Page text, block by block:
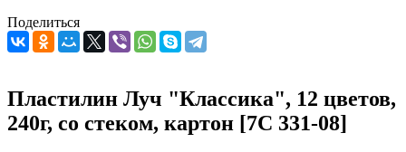
Поделиться
Пластилин Луч "Классика", 12 цветов,
240г, cо стеком, картон [7С 331-08]